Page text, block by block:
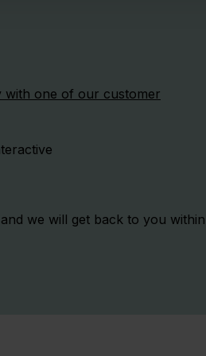
with one of our customer
we will get back to you